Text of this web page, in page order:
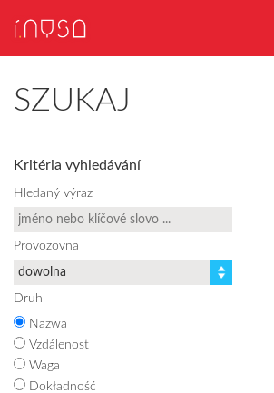
SZUKAJ
Kritéria vyhledávání
Hledaný výraz
Provozovna
Druh
Nazwa
Vzdálenost
Waga
Dokładność